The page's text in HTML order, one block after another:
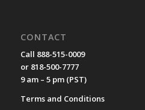
CONTACT
Call 888-515-0009
or 818-500-7777
9 am – 5 pm (PST)
Terms and Conditions